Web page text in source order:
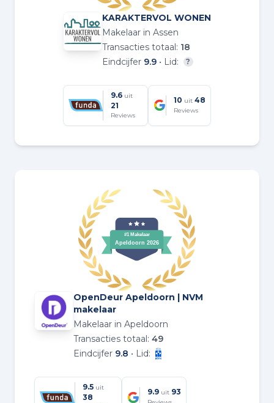
KARAKTERVOL WONEN
Makelaar in Assen
Transacties totaal: 18
Eindcijfer 9.9 • Lid: ?
9.6 uit
21
Reviews
10 uit 48
Reviews
OpenDeur Apeldoorn | NVM
makelaar
Makelaar in Apeldoorn
Transacties totaal: 49
Eindcijfer 9.8 • Lid:
9.5 uit
38
9.9 uit 93